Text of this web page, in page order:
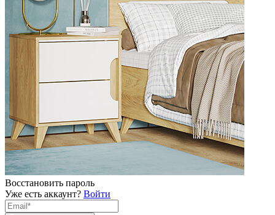
Восстановить пароль
Уже есть аккаунт? Войти